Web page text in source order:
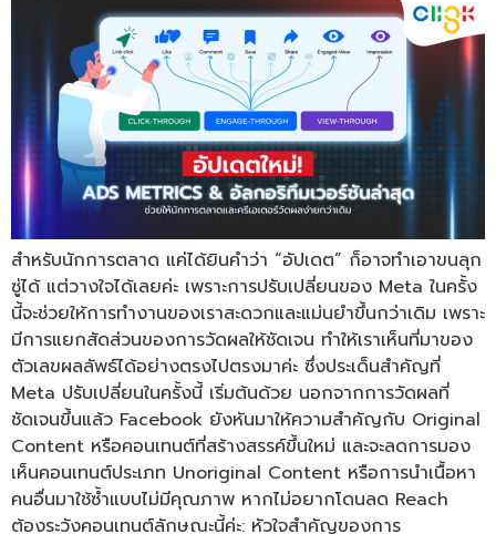
สำหรับนักการตลาด แค่ได้ยินคำว่า “อัปเดต” ก็อาจทำเอาขนลุก
ซู่ได้ แต่วางใจได้เลยค่ะ เพราะการปรับเปลี่ยนของ Meta ในครั้ง
นี้จะช่วยให้การทำงานของเราสะดวกและแม่นยำขึ้นกว่าเดิม เพราะ
มีการแยกสัดส่วนของการวัดผลให้ชัดเจน ทำให้เราเห็นที่มาของ
ตัวเลขผลลัพธ์ได้อย่างตรงไปตรงมาค่ะ ซึ่งประเด็นสำคัญที่
Meta ปรับเปลี่ยนในครั้งนี้ เริ่มต้นด้วย นอกจากการวัดผลที่
ชัดเจนขึ้นแล้ว Facebook ยังหันมาให้ความสำคัญกับ Original
Content หรือคอนเทนต์ที่สร้างสรรค์ขึ้นใหม่ และจะลดการมอง
เห็นคอนเทนต์ประเภท Unoriginal Content หรือการนำเนื้อหา
คนอื่นมาใช้ซ้ำแบบไม่มีคุณภาพ หากไม่อยากโดนลด Reach
ต้องระวังคอนเทนต์ลักษณะนี้ค่ะ: หัวใจสำคัญของการ